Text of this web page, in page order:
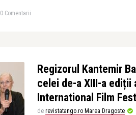
0 Comentarii
Regizorul Kantemir
celei de-a XIII-a ediții
International Film
de revistatango.ro Marea Dragoste